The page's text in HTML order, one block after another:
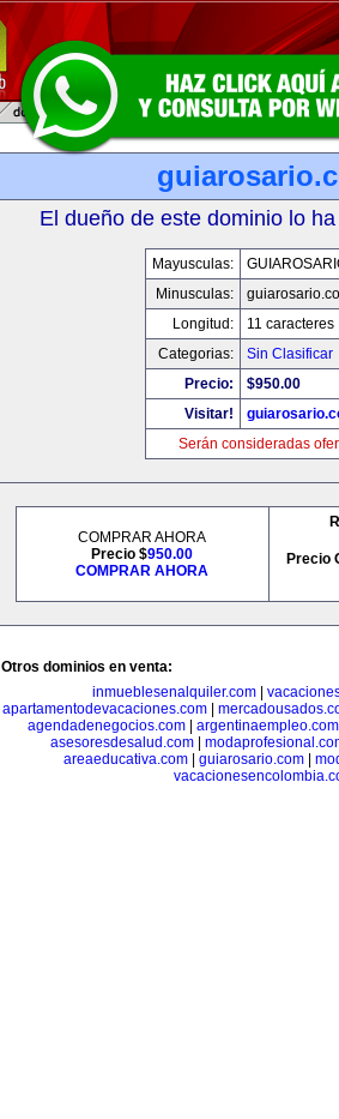
El dueño de este dominio lo
Mayusculas:
Minusculas:
Longitud:
11 caracteres
Categorias:
Sin Clasificar
Precio:
$950.00
Visitar!
Serán consideradas
COMPRAR AHORA
Precio $950.00
COMPRAR AHORA
Precio
Otros dominios en venta:
inmueblesenalquiler.com|
apartamentodevacaciones.com|
agendadenegocios.com| argentinaempleo.com
asesoresdesalud.com|
areaeducativa.com| guiarosario.com|